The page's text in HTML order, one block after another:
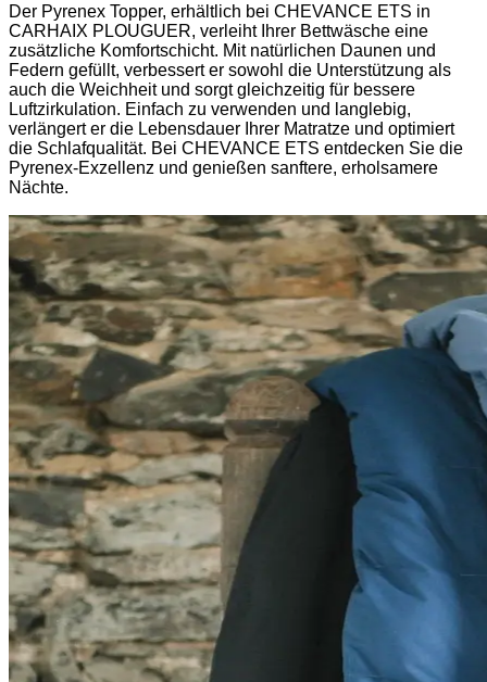
Der Pyrenex Topper, erhältlich bei CHEVANCE ETS in
CARHAIX PLOUGUER, verleiht Ihrer Bettwäsche eine
zusätzliche Komfortschicht. Mit natürlichen Daunen und
Federn gefüllt, verbessert er sowohl die Unterstützung als
auch die Weichheit und sorgt gleichzeitig für bessere
Luftzirkulation. Einfach zu verwenden und langlebig,
verlängert er die Lebensdauer Ihrer Matratze und optimiert
die Schlafqualität. Bei CHEVANCE ETS entdecken Sie die
Pyrenex-Exzellenz und genießen sanftere, erholsamere
Nächte.